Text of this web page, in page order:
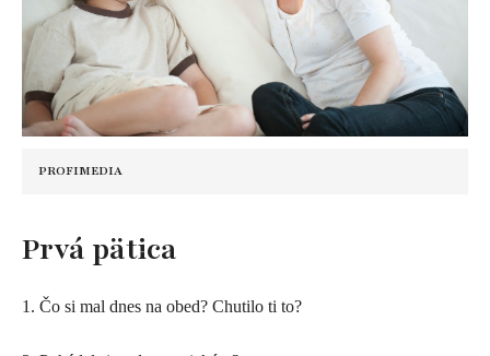
PROFIMEDIA
​Prvá pätica
1. Čo si mal dnes na obed? Chutilo ti to?